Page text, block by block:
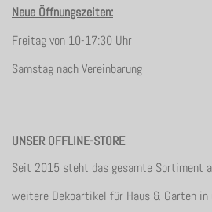
Neue Öffnungszeiten:
Freitag von 10-17:30 Uhr
Samstag nach Vereinbarung
UNSER OFFLINE-STORE
Seit 2015 steht das gesamte Sortiment
weitere Dekoartikel für Haus & Garten in